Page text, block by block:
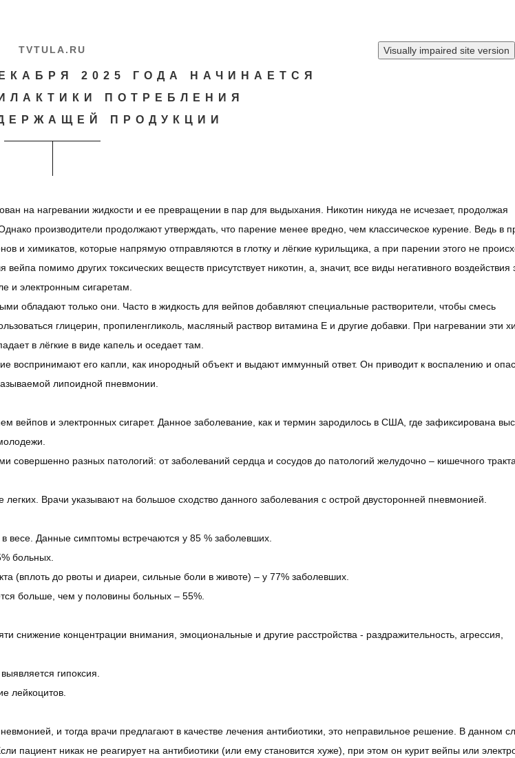
TVTULA.RU
2025 ГОДА НАЧИНАЕТСЯ
ПОТРЕБЛЕНИЯ
ПРОДУКЦИИ
на нагревании жидкости и ее превращении в пар для выдыхания. Никотин никуда не исчезает, продолжая
производители продолжают утверждать, что парение менее вредно, чем классическое курение. Ведь в
и химикатов, которые напрямую отправляются в глотку и лёгкие курильщика, а при парении этого не
помимо других токсических веществ присутствует никотин, а, значит, все виды негативного воздействия
и электронным сигаретам.
обладают только они. Часто в жидкость для вейпов добавляют специальные растворители, чтобы смесь
глицерин, пропиленгликоль, масляный раствор витамина E и другие добавки. При нагревании эти
в лёгкие в виде капель и оседает там.
воспринимают его капли, как инородный объект и выдают иммунный ответ. Он приводит к воспалению и
липоидной пневмонии.
вейпов и электронных сигарет. Данное заболевание, как и термин зародилось в США, где зафиксирована
разных патологий: от заболеваний сердца и сосудов до патологий желудочно – кишечного
Врачи указывают на большое сходство данного заболевания с острой двусторонней пневмонией.
весе. Данные симптомы встречаются у 85 % заболевших.
больных.
(вплоть до рвоты и диареи, сильные боли в животе) – у 77% заболевших.
больше, чем у половины больных – 55%.
снижение концентрации внимания, эмоциональные и другие расстройства - раздражительность, агрессия,
гипоксия.
лейкоцитов.
и тогда врачи предлагают в качестве лечения антибиотики, это неправильное решение. В данном
пациент никак не реагирует на антибиотики (или ему становится хуже), при этом он курит вейпы или